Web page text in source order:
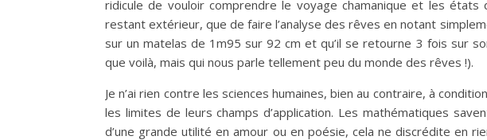
ridicule de vouloir comprendre le voyage chamanique et les
restant extérieur, que de faire l’analyse des rêves en notant
sur un matelas de 1m95 sur 92 cm et qu’il se retourne 3 fois sur
que voilà, mais qui nous parle tellement peu du monde des rêves !).
Je n’ai rien contre les sciences humaines, bien au contraire, à
les limites de leurs champs d’application. Les mathématiques
d’une grande utilité en amour ou en poésie, cela ne discrédite en